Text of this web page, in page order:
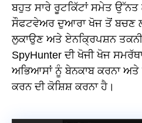
ਬਹੁਤ ਸਾਰੇ ਰੂਟਕਿੱਟਾਂ ਸਮੇਤ
ਸੌਫਟਵੇਅਰ ਦੁਆਰਾ ਖੋਜ ਤੋਂ ਬਚਣ
ਲੁਕਾਉਣ ਅਤੇ ਏਨਕ੍ਰਿਪਸ਼ਨ
SpyHunter ਦੀ ਖੋਜੀ ਖੋਜ
ਅਭਿਆਸਾਂ ਨੂੰ ਬੇਨਕਾਬ ਕਰਨਾ ਅਤੇ
ਕਰਨ ਦੀ ਕੋਸ਼ਿਸ਼ ਕਰਨਾ ਹੈ।